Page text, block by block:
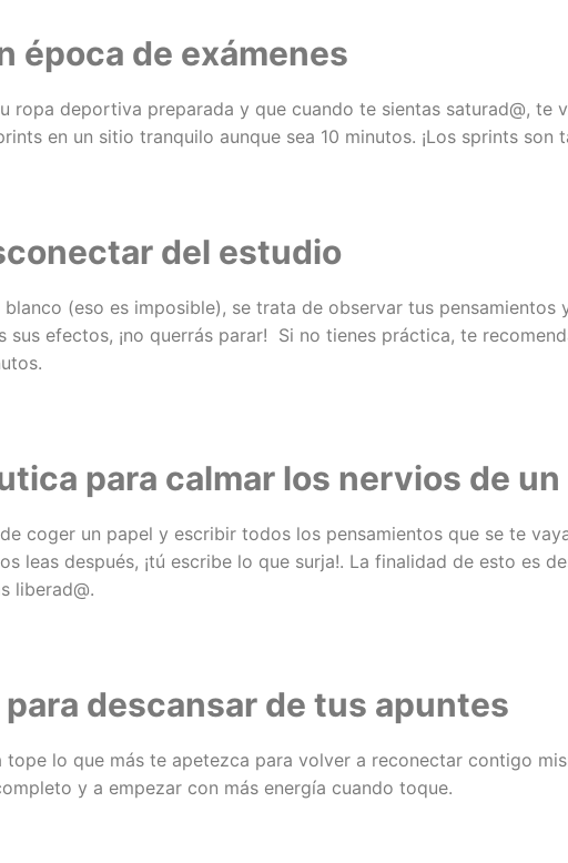
época de exámenes
ropa deportiva preparada y que cuando te sientas saturad@, te
en un sitio tranquilo aunque sea 10 minutos. ¡Los sprints son
del estudio
(eso es imposible), se trata de observar tus pensamientos
sus efectos, ¡no querrás parar! Si no tienes práctica, te
para calmar los nervios de un
coger un papel y escribir todos los pensamientos que se te
leas después, ¡tú escribe lo que surja!. La finalidad de esto es
liberad@.
descansar de tus apuntes
tope lo que más te apetezca para volver a reconectar contigo
y a empezar con más energía cuando toque.